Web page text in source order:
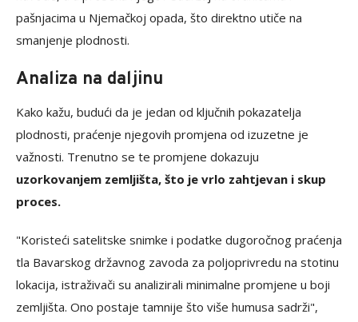
pašnjacima u Njemačkoj opada, što direktno utiče na
smanjenje plodnosti.
Analiza na daljinu
Kako kažu, budući da je jedan od ključnih pokazatelja
plodnosti, praćenje njegovih promjena od izuzetne je
važnosti. Trenutno se te promjene dokazuju
uzorkovanjem zemljišta, što je vrlo zahtjevan i skup
proces.
"Koristeći satelitske snimke i podatke dugoročnog praćenja
tla Bavarskog državnog zavoda za poljoprivredu na stotinu
lokacija, istraživači su analizirali minimalne promjene u boji
zemljišta. Ono postaje tamnije što više humusa sadrži",